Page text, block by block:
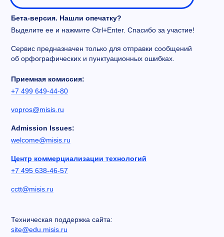
Бета-версия. Нашли опечатку?
Выделите ее и нажмите Ctrl+Enter. Спасибо за участие!
Сервис предназначен только для отправки сообщений
об орфографических и пунктуационных ошибках.
Приемная комиссия:
+7 499 649-44-80
vopros@misis.ru
Admission Issues:
welcome@misis.ru
Центр коммерциализации технологий
+7 495 638-46-57
cctt@misis.ru
Техническая поддержка сайта:
site@edu.misis.ru